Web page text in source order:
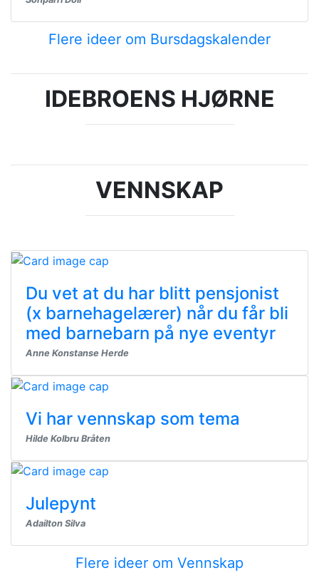
Flere ideer om Bursdagskalender
IDEBROENS HJØRNE
VENNSKAP
Du vet at du har blitt pensjonist
(x barnehagelærer) når du får bli
med barnebarn på nye eventyr
Anne Konstanse Herde
Vi har vennskap som tema
Hilde Kolbru Bråten
Julepynt
Adailton Silva
Flere ideer om Vennskap